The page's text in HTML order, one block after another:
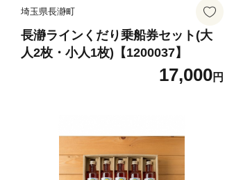
埼玉県長瀞町
長瀞ラインくだり乗船券セット(大
人2枚・小人1枚)【1200037】
17,000円